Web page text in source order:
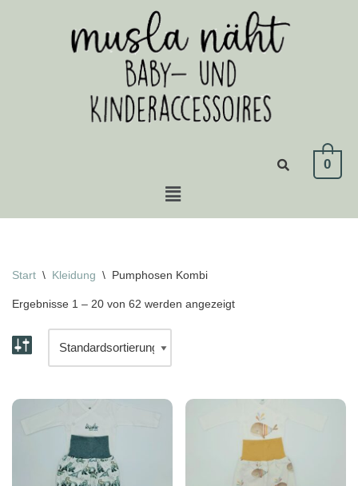
0
Start \ Kleidung \ Pumphosen Kombi
Ergebnisse 1 – 20 von 62 werden angezeigt